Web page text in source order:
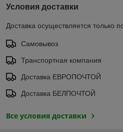
Условия доставки
Доставка осуществляется только
Самовывоз
Транспортная компания
Доставка ЕВРОПОЧТОЙ
Доставка БЕЛПОЧТОЙ
Все условия доставки